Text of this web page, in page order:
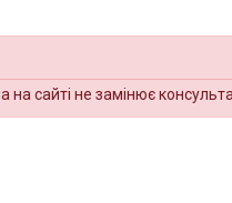
сайті не замінює